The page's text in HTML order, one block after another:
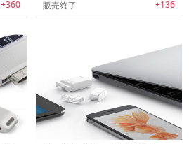
+360 販売終了 +136